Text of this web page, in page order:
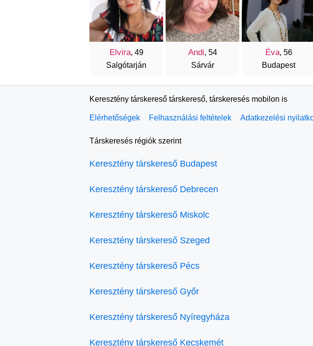
Elvira, 49
Salgótarján
Andi, 54
Sárvár
Éva, 56
Budapest
Keresztény társkereső társkereső, társkeresés mobilon is
Elérhetőségek Felhasználási feltételek Adatkezelési
Társkeresés régiók szerint
Keresztény társkereső Budapest
Keresztény társkereső Debrecen
Keresztény társkereső Miskolc
Keresztény társkereső Szeged
Keresztény társkereső Pécs
Keresztény társkereső Győr
Keresztény társkereső Nyíregyháza
Keresztény társkereső Kecskemét